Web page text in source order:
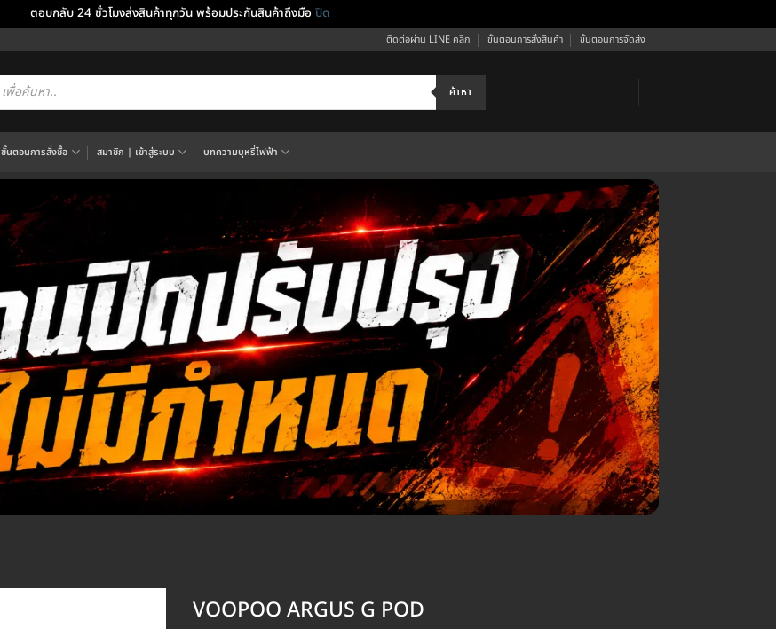
ตอบกลับ 24 ชั่วโมงส่งสินค้าทุกวัน พร้อมประกันสินค้าถึงมือ ปิด
ติดต่อผ่าน LINE คลิก ขั้นตอนการสั่งสินค้า ขั้นตอนการจัดส่ง
ค้าหา
ขั้นตอนการสั่งซื้อ สมาชิก | เข้าสู่ระบบ บทความบุหรี่ไฟฟ้า
VOOPOO ARGUS G POD